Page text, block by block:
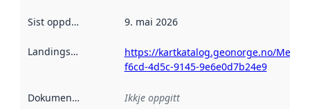
Sist oppdatert 9. mai 2026
Landingsside
https://kartkatalog.geonorge.no/
f6cd-4d5c-9145-9e6e0d7b24e9
Dokumentasjon Ikkje oppgitt